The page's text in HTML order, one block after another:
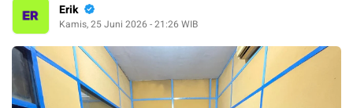
Erik
Kamis, 25 Juni 2026 - 21:26 WIB